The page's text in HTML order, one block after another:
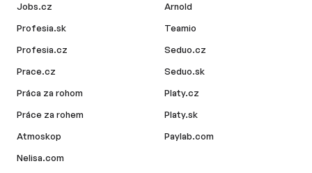
Jobs.cz
Profesia.sk
Profesia.cz
Prace.cz
Práca za rohom
Práce za rohem
Atmoskop
Nelisa.com
Arnold
Teamio
Seduo.cz
Seduo.sk
Platy.cz
Platy.sk
Paylab.com